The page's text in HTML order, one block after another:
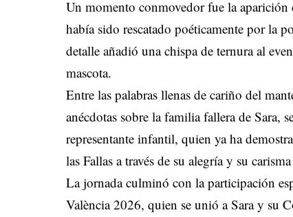
Un momento conmovedor fue la aparición
había sido rescatado poéticamente por la
detalle añadió una chispa de ternura al
mascota.
Entre las palabras llenas de cariño del
anécdotas sobre la familia fallera de Sara,
representante infantil, quien ya ha
las Fallas a través de su alegría y su
La jornada culminó con la participación
València 2026, quien se unió a Sara y su